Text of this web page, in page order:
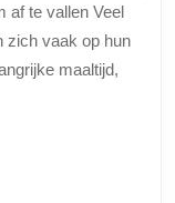
af te vallen Veel
zich vaak op hun
maaltijd,